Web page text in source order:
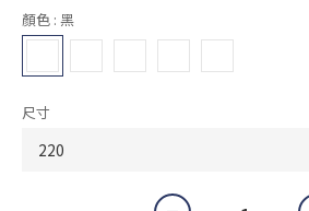
顏色 : 黑
尺寸